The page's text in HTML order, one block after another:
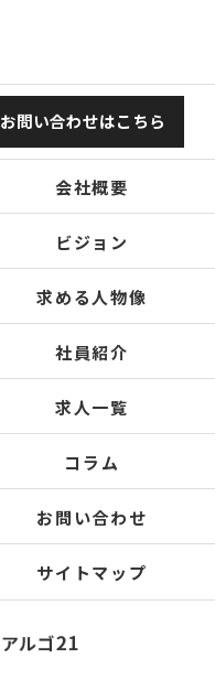
お問い合わせはこちら
会社概要
ビジョン
求める人物像
社員紹介
求人一覧
コラム
お問い合わせ
サイトマップ